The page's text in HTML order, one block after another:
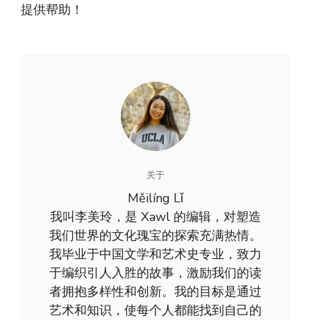
提供帮助！
关于
Měilíng Lǐ
我叫李美玲，是 Xawl 的编辑，对塑造
我们世界的文化瑰宝的探索充满热情。
我毕业于中国文学和艺术史专业，致力
于编织引人入胜的故事，激励我们的读
者拥抱多样性和创新。我的目标是通过
艺术和知识，使每个人都能找到自己的